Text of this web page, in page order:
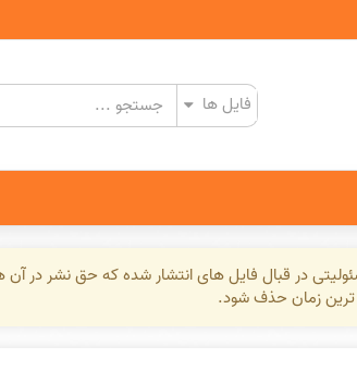
در قبال فایل های انتشار شده که حق نشر در آن
ترین زمان حذف شود.